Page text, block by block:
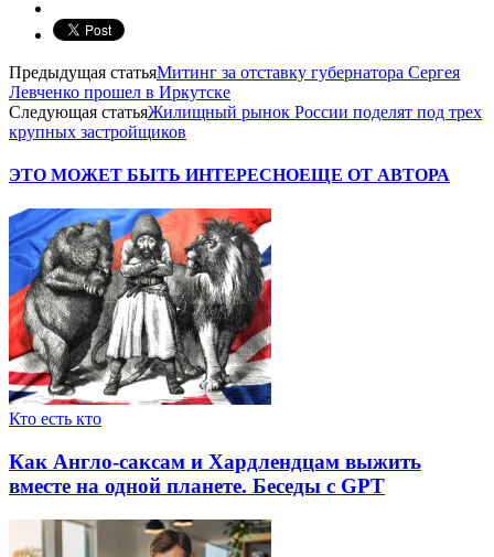
Предыдущая статьяМитинг за отставку губернатора Сергея
Левченко прошел в Иркутске
Следующая статьяЖилищный рынок России поделят под трех
крупных застройщиков
ЭТО МОЖЕТ БЫТЬ ИНТЕРЕСНОЕЩЕ ОТ АВТОРА
Кто есть кто
Как Англо-саксам и Хардлендцам выжить
вместе на одной планете. Беседы с GPT